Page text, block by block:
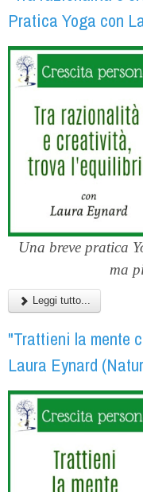
Pratica Yoga con
Una breve pratica
ma
Leggi tutto...
"Trattieni la mente
Laura Eynard